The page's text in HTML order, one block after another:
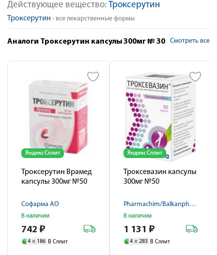
Действующее вещество: Троксерутин
Троксерутин - все лекарственные формы
Аналоги Троксерутин капсулы 300мг № 30 Смотреть все
Яндекс Сплит
Троксерутин Врамед
капсулы 300мг №50
Софарма АО
В наличии
742 ₽
4 × 186 В Сплит
Яндекс Сплит
Троксевазин капсулы
300мг №50
Pharmachim/Balkanpharma
В наличии
1 131 ₽
4 × 283 В Сплит